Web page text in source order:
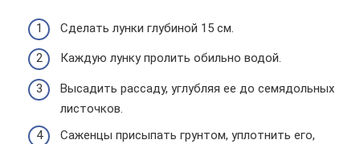
Сделать лунки глубиной 15 см.
Каждую лунку пролить обильно водой.
Высадить рассаду, углубляя ее до семядольных
листочков.
Саженцы присыпать грунтом, уплотнить его,